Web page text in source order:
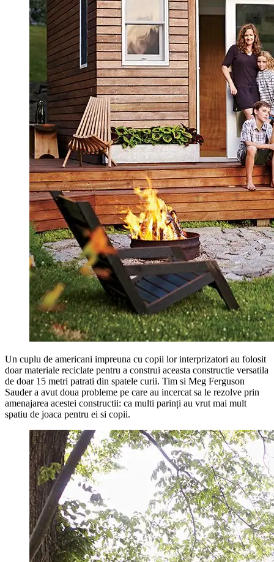
Un cuplu de americani impreuna cu copii lor interprizatori au folosit
doar materiale reciclate pentru a construi aceasta constructie versatila
de doar 15 metri patrati din spatele curii. Tim si Meg Ferguson
Sauder a avut doua probleme pe care au incercat sa le rezolve prin
amenajarea acestei constructii: ca multi parinți au vrut mai mult
spatiu de joaca pentru ei si copii.